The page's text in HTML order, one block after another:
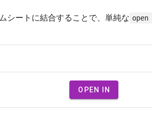
シートに結合することで、単純な
OPEN IN